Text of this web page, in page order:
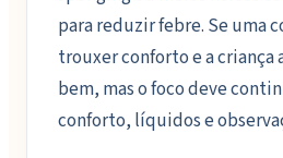
para reduzir febre. Se uma
trouxer conforto e a
bem, mas o foco deve
conforto, líquidos e